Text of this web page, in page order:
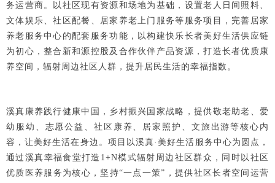
务运营商。以社区现有资源和场地为基础，设置老人日间照料、
文体娱乐、社区配餐、居家养老上门服务等服务项目，完善居家
养老服务中心的配套服务功能，以构建快乐长者美好生活供应链
为初心，整合新和源控股及合作伙伴产品资源，打造长者优质康
养空间，辐射周边社区人群，提升居民生活的幸福指数。
溪真康养践行健康中国，乡村振兴国家战略，提供敬老助老、爱
幼服幼、志愿公益、社区康养、居家照护、文旅出游等核心内
容，让美好生活在身边。项目以溪真·美好生活服务中心为圆点，
通过溪真幸福食堂打造1+N模式辐射周边社区群众，同时以社区
优质医养服务为核心，坚持“一点一策”，提供社区长者空间运营